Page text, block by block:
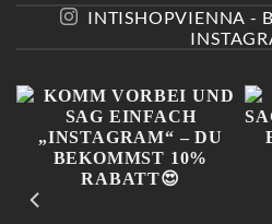
INTISHOPVIENNA -